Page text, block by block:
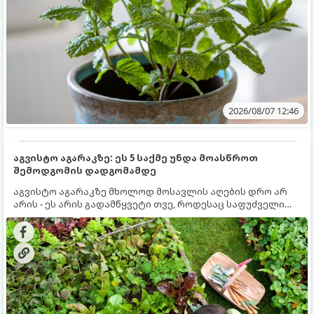
2026/08/07 12:46
აგვისტო აგარაკზე: ეს 5 საქმე უნდა მოასწროთ
შემოდგომის დადგომამდე
აგვისტო აგარაკზე მხოლოდ მოსავლის აღების დრო არ
არის - ეს არის გადამწყვეტი თვე, როდესაც საფუძველი
ეყრება მომავალი წლის მოსავალს და ბაღი მზადდება
შემოდგომა-ზამთრის სეზონისთვის. იმისათვის, რომ
ნიადაგმა ენერგია აღიდგინოს, ხოლო მცენარეებმა
ზამთარს გაუძლონ, აგვისტოს ბოლომდე 5
მნიშვნელოვანი საქმის გაკეთება უნდა მოასწროთ: